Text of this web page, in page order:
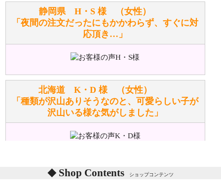
お任せください！それは当店が謡っています「おも
てなしの心」で対応させていただきます。
シュタイフのぬいぐるみは洗濯できますか？ ぬいぐ
るみのお手入れ方法を教えてください。
詳しくはこちら をご覧ください。
ぬいぐるみの耳に付いているボタンやタグに、何か意
味などがありますか？
詳しくはこちらをご覧ください。
静岡県 H・S 様 （女性）
「夜間の注文だったにもかかわらず、すぐに対
応頂き…」
北海道 K・D 様 （女性）
「種類が沢山ありそうなのと、可愛らしい子が
沢山いる様な気がしました」
東京都 M・K 様 （女性）
「対応はどちらも丁寧でした。値段と他の融通
Shop Contents ショップコンテンツ